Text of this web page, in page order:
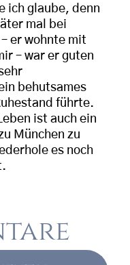
ich glaube, denn
mal bei
er wohnte mit
– war er guten
behutsames
führte.
ist auch ein
München zu
es noch